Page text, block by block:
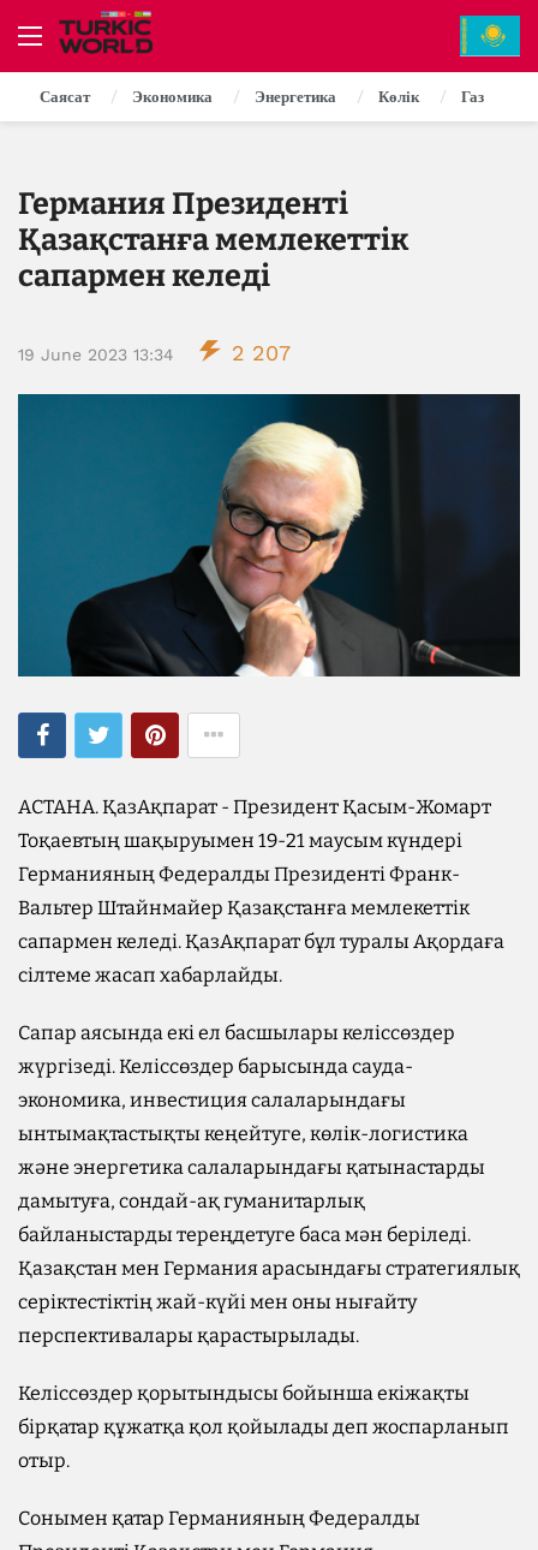
Саясат Экономика Энергетика Көлік Газ
Германия Президенті
Қазақстанға мемлекеттік
сапармен келеді
19 June 2023 13:34 2 207
АСТАНА. ҚазАқпарат - Президент Қасым-Жомарт
Тоқаевтың шақыруымен 19-21 маусым күндері
Германияның Федералды Президенті Франк-
Вальтер Штайнмайер Қазақстанға мемлекеттік
сапармен келеді. ҚазАқпарат бұл туралы Ақордаға
сілтеме жасап хабарлайды.
Сапар аясында екі ел басшылары келіссөздер
жүргізеді. Келіссөздер барысында сауда-
экономика, инвестиция салаларындағы
ынтымақтастықты кеңейтуге, көлік-логистика
және энергетика салаларындағы қатынастарды
дамытуға, сондай-ақ гуманитарлық
байланыстарды тереңдетуге баса мән беріледі.
Қазақстан мен Германия арасындағы стратегиялық
серіктестіктің жай-күйі мен оны нығайту
перспективалары қарастырылады.
Келіссөздер қорытындысы бойынша екіжақты
бірқатар құжатқа қол қойылады деп жоспарланып
отыр.
Сонымен қатар Германияның Федералды